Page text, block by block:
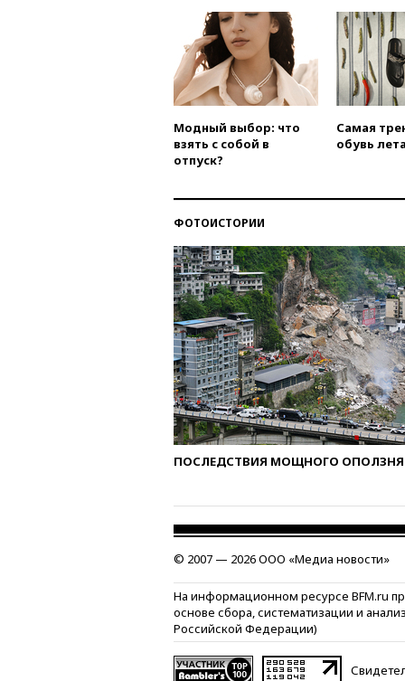
Модный выбор: что
взять с собой в
отпуск?
Самая
обувь
ФОТОИСТОРИИ
ПОСЛЕДСТВИЯ МОЩНОГО ОПОЛЗНЯ
© 2007 — 2026 ООО «Медиа новости»
На информационном ресурсе BFM.ru
основе сбора, систематизации и
Российской Федерации)